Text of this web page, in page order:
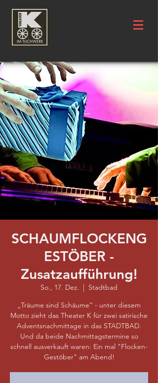
SCHAUMFLOCKENG
ESTÖBER -
Zusatzaufführung!
So., 17. Dez.
  |
Stadtbad
„Träume sind Schäume“ - unter diesem
Motto zieht das Theater K für zwei satirische
Adventsnachmittage in das STADTBAD.
Und da beide Nachmittagstermine so
schnell ausverkauft waren: Ein mal "Flocken-
Gestöber" am Abend!